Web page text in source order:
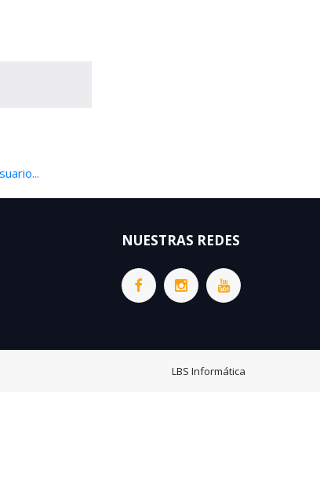
NUESTRAS REDES
LBS Informática